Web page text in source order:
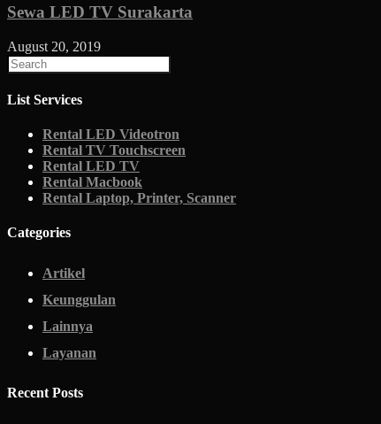
Sewa LED TV Surakarta
August 20, 2019
List Services
Rental LED Videotron
Rental TV Touchscreen
Rental LED TV
Rental Macbook
Rental Laptop, Printer, Scanner
Categories
Artikel
Keunggulan
Lainnya
Layanan
Recent Posts